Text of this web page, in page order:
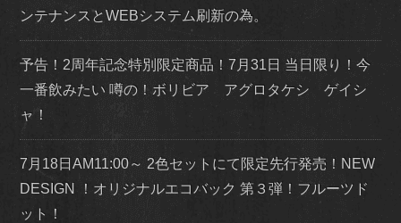
ンテナンスとWEBシステム刷新の為。
予告！2周年記念特別限定商品！7月31日 当日限り！今
一番飲みたい 噂の！ボリビア アグロタケシ ゲイシ
ャ！
7月18日AM11:00～ 2色セットにて限定先行発売！NEW
DESIGN ！オリジナルエコバック 第３弾！フルーツド
ット！